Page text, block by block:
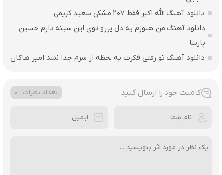
دانلود آهنگ الله اکبر فقط 207 مشکی سعید کریمی
دانلود آهنگ من هنوزم یه دل پررو توی این سینه دارم حسین
پارسا
دانلود آهنگ تو رفتی فکرت یه لحظه از سرم جدا نشد امیر هاکان
کامنت خود را ارسال کنید تعداد نظرات : 0